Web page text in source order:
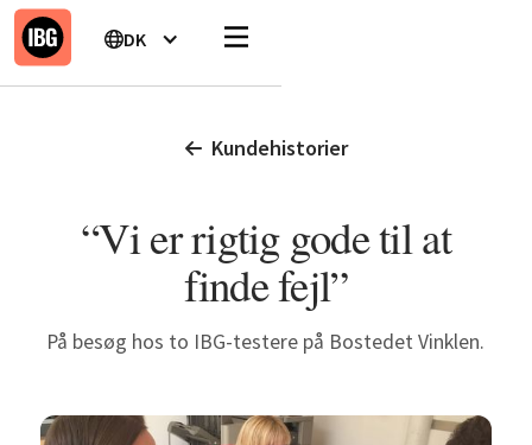
DK
Kundehistorier
“Vi er rigtig gode til at
finde fejl”
På besøg hos to IBG-testere på Bostedet Vinklen.